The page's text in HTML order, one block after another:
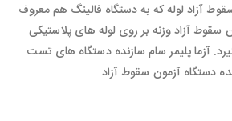
آزاد لوله که به دستگاه فالینگ هم معروف
سقوط آزاد وزنه بر روی لوله های پلاستیکی
آزما پلیمر سام سازنده دستگاه های تست
دستگاه آزمون سقوط آزاد